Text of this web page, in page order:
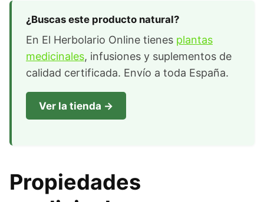
¿Buscas este producto natural?
En El Herbolario Online tienes plantas
medicinales, infusiones y suplementos de
calidad certificada. Envío a toda España.
Ver la tienda →
Propiedades